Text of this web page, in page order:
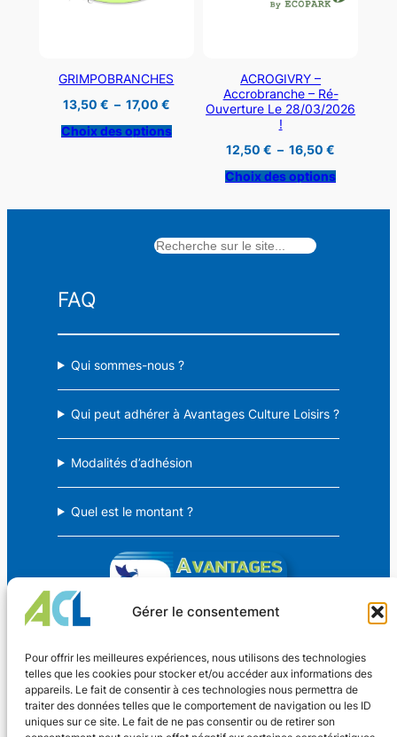
Gérer le consentement
Pour offrir les meilleures expériences, nous utilisons des technologies
telles que les cookies pour stocker et/ou accéder aux informations des
appareils. Le fait de consentir à ces technologies nous permettra de
traiter des données telles que le comportement de navigation ou les ID
uniques sur ce site. Le fait de ne pas consentir ou de retirer son
GRIMPOBRANCHES
13,50 € – 17,00 €Plage
prix :
13,50 €
Choix des options
ACROGIVRY –
Accrobranche – Ré-
Ouverture Le 28/03/2026
!
12,50€ – 16,50€
prix :
12,50 €
16,50 €
Choix des options
FAQ
Qui sommes-nous ?
Qui peut adhérer à Avantages Culture Loisirs ?
Modalités d’adhésion
Quel est le montant ?
Avantages Culture Loisirs
Des avantages CSE pour TOUS !